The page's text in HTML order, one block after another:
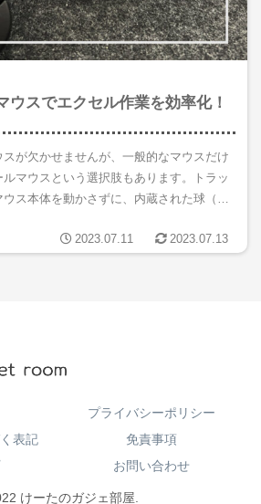
ウスでエクセル作業を効率化！
が欠かせませんが、一般的なマウスだけ
マウスという選択肢もあります。トラッ
ス本体を動かさずに、内蔵された球（ト
ことを指...2023.07.11 2023.07.13
プライバシーポリシー
表記
免責事項
お問い合わせ
けーたのガジェ部屋.